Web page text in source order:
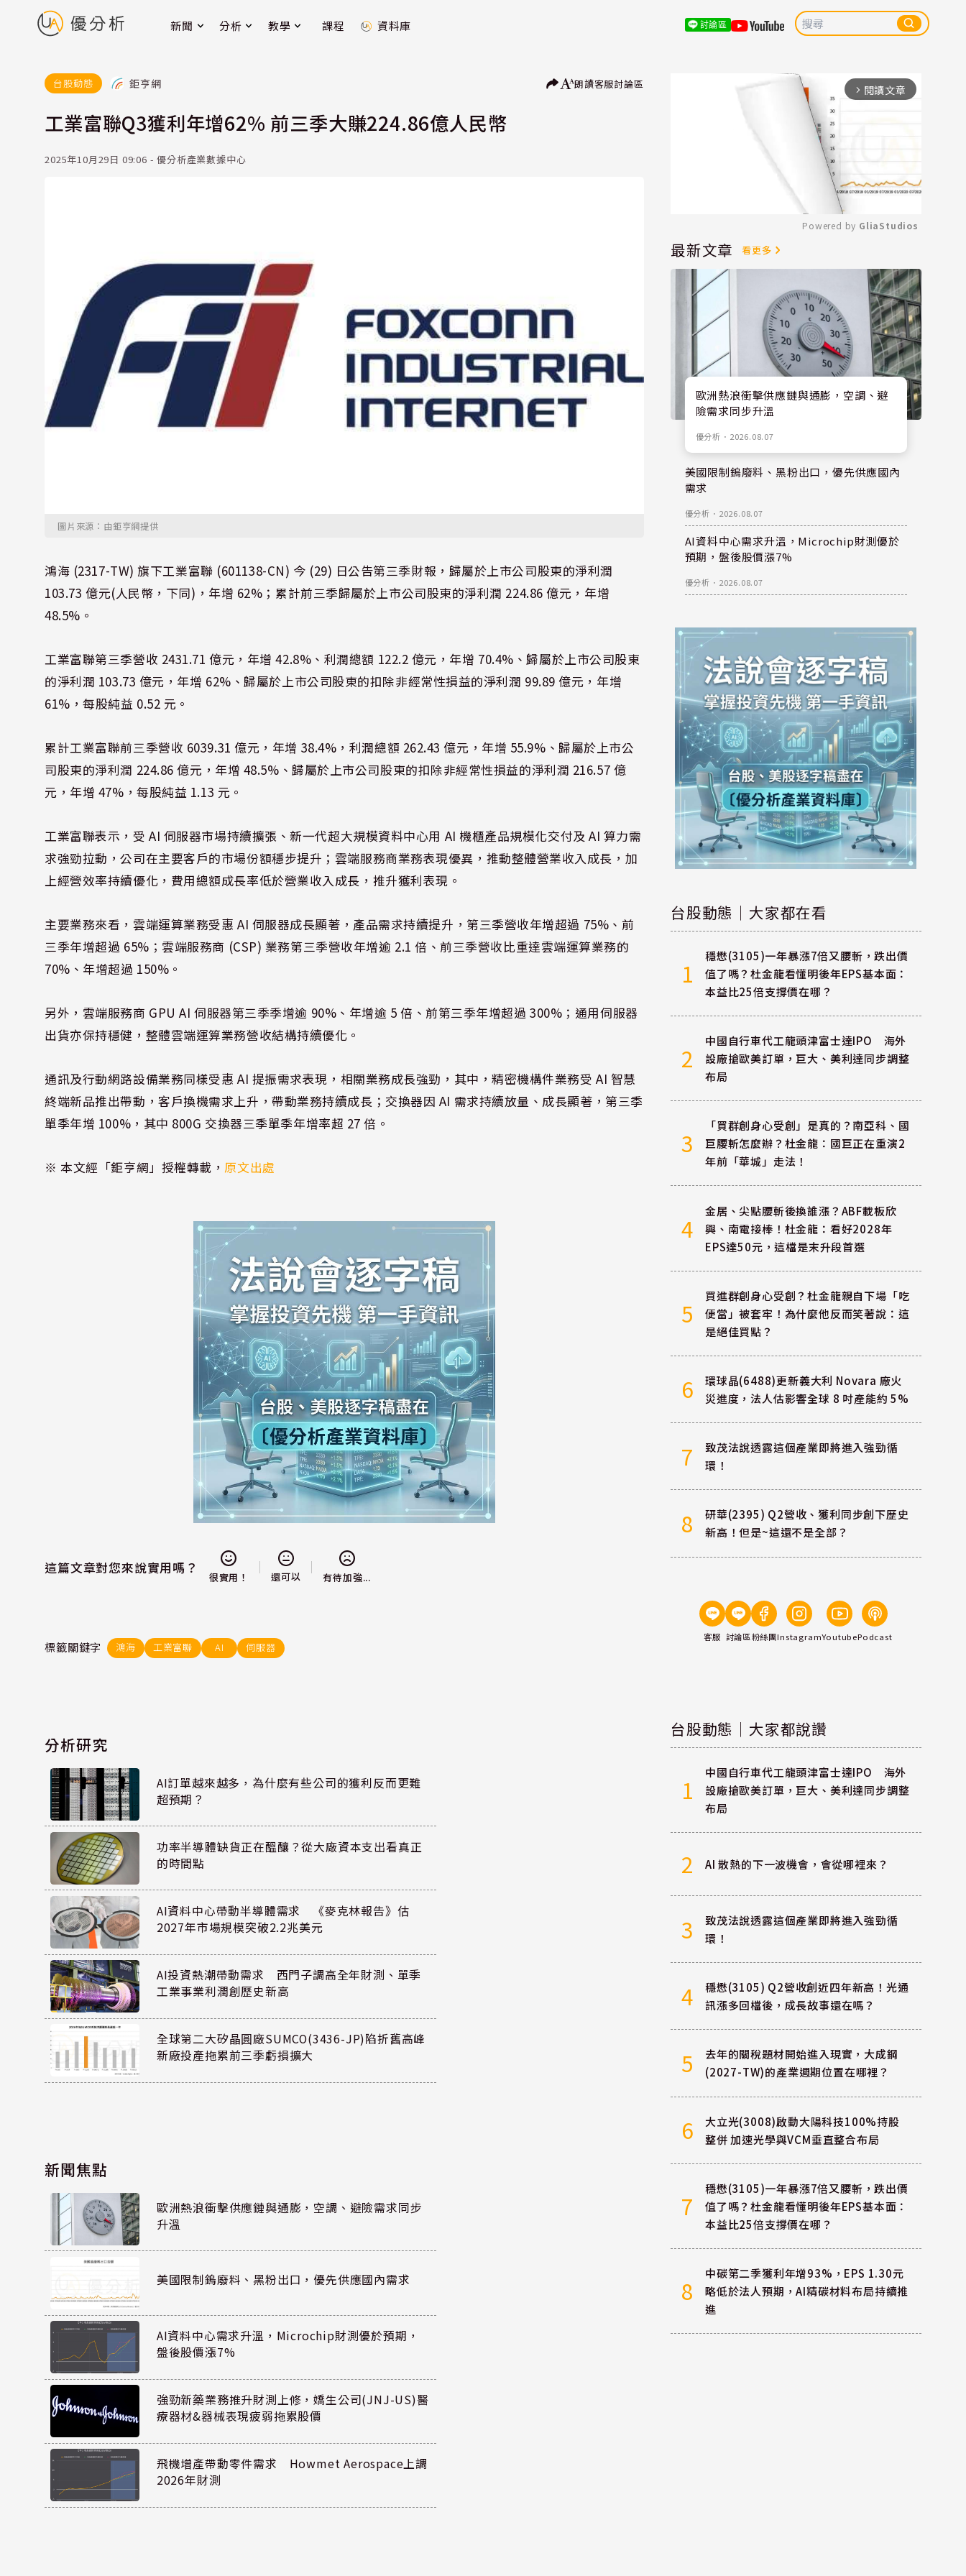
新聞 分析 教學 課程 資料庫 討論區
台股動態 鉅亨網 朗讀客服討論區
工業富聯Q3獲利年增62% 前三季大賺224.86億人民幣
2025年10月29日 09:06 - 優分析產業數據中心
圖片來源：由鉅亨網提供
鴻海 (2317-TW) 旗下工業富聯 (601138-CN) 今 (29) 日公告第三季財報，歸屬於上市公司股東的淨利潤
103.73 億元(人民幣，下同)，年增 62%；累計前三季歸屬於上市公司股東的淨利潤 224.86 億元，年增
48.5%。
工業富聯第三季營收 2431.71 億元，年增 42.8%、利潤總額 122.2 億元，年增 70.4%、歸屬於上市公司股東
的淨利潤 103.73 億元，年增 62%、歸屬於上市公司股東的扣除非經常性損益的淨利潤 99.89 億元，年增
61%，每股純益 0.52 元。
累計工業富聯前三季營收 6039.31 億元，年增 38.4%，利潤總額 262.43 億元，年增 55.9%、歸屬於上市公
司股東的淨利潤 224.86 億元，年增 48.5%、歸屬於上市公司股東的扣除非經常性損益的淨利潤 216.57 億
元，年增 47%，每股純益 1.13 元。
工業富聯表示，受 AI 伺服器市場持續擴張、新一代超大規模資料中心用 AI 機櫃產品規模化交付及 AI 算力需
求強勁拉動，公司在主要客戶的市場份額穩步提升；雲端服務商業務表現優異，推動整體營業收入成長，加
上經營效率持續優化，費用總額成長率低於營業收入成長，推升獲利表現。
主要業務來看，雲端運算業務受惠 AI 伺服器成長顯著，產品需求持續提升，第三季營收年增超過 75%、前
三季年增超過 65%；雲端服務商 (CSP) 業務第三季營收年增逾 2.1 倍、前三季營收比重達雲端運算業務的
70%、年增超過 150%。
另外，雲端服務商 GPU AI 伺服器第三季季增逾 90%、年增逾 5 倍、前第三季年增超過 300%；通用伺服器
出貨亦保持穩健，整體雲端運算業務營收結構持續優化。
通訊及行動網路設備業務同樣受惠 AI 提振需求表現，相關業務成長強勁，其中，精密機構件業務受 AI 智慧
終端新品推出帶動，客戶換機需求上升，帶動業務持續成長；交換器因 AI 需求持續放量、成長顯著，第三季
單季年增 100%，其中 800G 交換器三季單季年增率超 27 倍。
※ 本文經「鉅亨網」授權轉載，原文出處
這篇文章對您來說實用嗎？
很實用！ 還可以 有待加強...
標籤關鍵字 鴻海 工業富聯 AI 伺服器
分析研究
AI訂單越來越多，為什麼有些公司的獲利反而更難
超預期？
功率半導體缺貨正在醞釀？從大廠資本支出看真正
的時間點
AI資料中心帶動半導體需求 《麥克林報告》估
2027年市場規模突破2.2兆美元
AI投資熱潮帶動需求 西門子調高全年財測、單季
工業事業利潤創歷史新高
全球第二大矽晶圓廠SUMCO(3436-JP)陷折舊高峰
新廠投產拖累前三季虧損擴大
新聞焦點
歐洲熱浪衝擊供應鏈與通膨，空調、避險需求同步
升溫
美國限制鎢廢料、黑粉出口，優先供應國內需求
AI資料中心需求升溫，Microchip財測優於預期，
盤後股價漲7%
強勁新藥業務推升財測上修，嬌生公司(JNJ-US)醫
療器材&器械表現疲弱拖累股價
飛機增產帶動零件需求 Howmet Aerospace上調
2026年財測
arrow_forward_ios 閱讀文章
Mute
Powered by GliaStudios
最新文章 看更多
歐洲熱浪衝擊供應鏈與通膨，空調、避
險需求同步升溫
優分析 ． 2026.08.07
美國限制鎢廢料、黑粉出口，優先供應國內
需求
優分析 ． 2026.08.07
AI資料中心需求升溫，Microchip財測優於
預期，盤後股價漲7%
優分析 ． 2026.08.07
台股動態｜大家都在看
1
穩懋(3105)一年暴漲7倍又腰斬，跌出價
值了嗎？杜金龍看懂明後年EPS基本面：
本益比25倍支撐價在哪？
2
中國自行車代工龍頭津富士達IPO 海外
設廠搶歐美訂單，巨大、美利達同步調整
布局
3
「買群創身心受創」是真的？南亞科、國
巨腰斬怎麼辦？杜金龍：國巨正在重演2
年前「華城」走法！
4
金居、尖點腰斬後換誰漲？ABF載板欣
興、南電接棒！杜金龍：看好2028年
EPS達50元，這檔是末升段首選
5
買進群創身心受創？杜金龍親自下場「吃
便當」被套牢！為什麼他反而笑著說：這
是絕佳買點？
6
環球晶(6488)更新義大利 Novara 廠火
災進度，法人估影響全球 8 吋產能約 5%
7
致茂法說透露這個產業即將進入強勁循
環！
8
研華(2395) Q2營收、獲利同步創下歷史
新高！但是~這還不是全部？
客服 討論區粉絲團InstagramYoutubePodcast
台股動態｜大家都說讚
1
中國自行車代工龍頭津富士達IPO 海外
設廠搶歐美訂單，巨大、美利達同步調整
布局
2 AI 散熱的下一波機會，會從哪裡來？
3
致茂法說透露這個產業即將進入強勁循
環！
4
穩懋(3105) Q2營收創近四年新高！光通
訊漲多回檔後，成長故事還在嗎？
5
去年的關稅題材開始進入現實，大成鋼
(2027-TW)的產業週期位置在哪裡？
6
大立光(3008)啟動大陽科技100%持股
整併 加速光學與VCM垂直整合布局
7
穩懋(3105)一年暴漲7倍又腰斬，跌出價
值了嗎？杜金龍看懂明後年EPS基本面：
本益比25倍支撐價在哪？
8
中碳第二季獲利年增93%，EPS 1.30元
略低於法人預期，AI精碳材料布局持續推
進